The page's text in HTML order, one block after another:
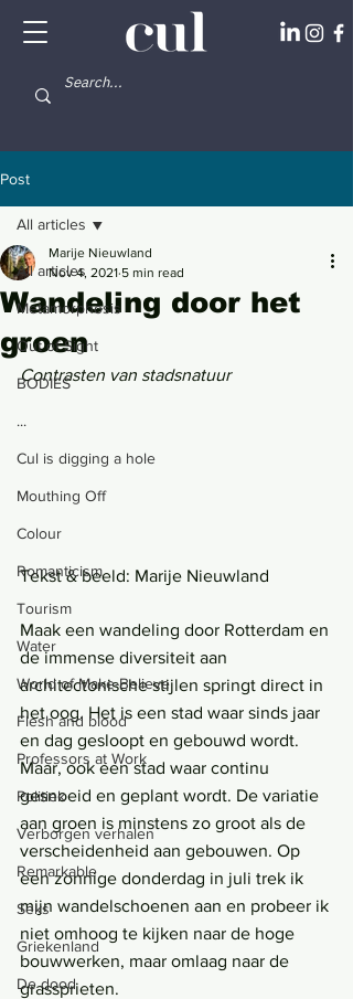
Post
All articles
Metamorphosis
Out of Sight
BODIES
...
Cul is digging a hole
Mouthing Off
Colour
Romanticism
Tourism
Water
World of Make-Believe
Flesh and blood
Professors at Work
Politiek
Verborgen verhalen
Remarkable
Seks
Griekenland
De dood
All articles
Wandeling door het
groen
Marije Nieuwland
Nov 4, 2021 5 min read
Contrasten van stadsnatuur
Tekst & beeld: Marije Nieuwland
Maak een wandeling door Rotterdam en
de immense diversiteit aan
architectonische stijlen springt direct in
het oog. Het is een stad waar sinds jaar
en dag gesloopt en gebouwd wordt.
Maar, ook een stad waar continu
gesnoeid en geplant wordt. De variatie
aan groen is minstens zo groot als de
verscheidenheid aan gebouwen. Op
een zonnige donderdag in juli trek ik
mijn wandelschoenen aan en probeer ik
niet omhoog te kijken naar de hoge
bouwwerken, maar omlaag naar de
grassprieten.